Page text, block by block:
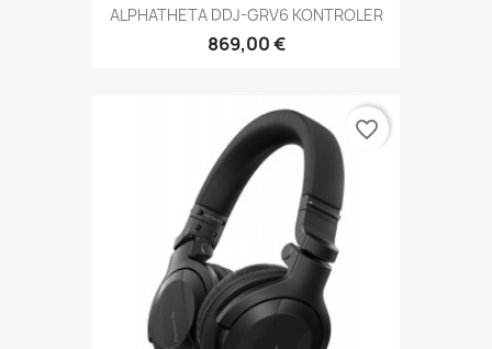
ALPHATHETA DDJ-GRV6 KONTROLER
869,00 €
favorite_border